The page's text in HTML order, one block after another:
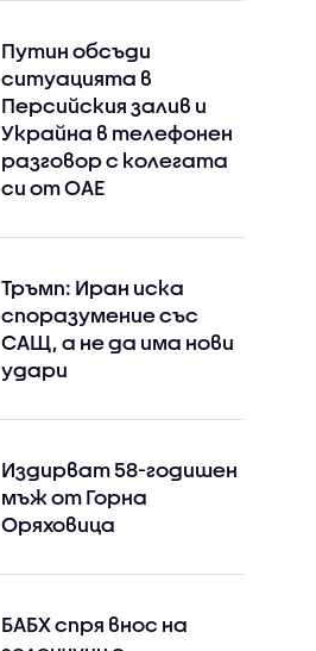
Путин обсъди
ситуацията в
Персийския залив и
Украйна в телефонен
разговор с колегата
си от ОАЕ
Тръмп: Иран иска
споразумение със
САЩ, а не да има нови
удари
Издирват 58-годишен
мъж от Горна
Оряховица
БАБХ спря внос на